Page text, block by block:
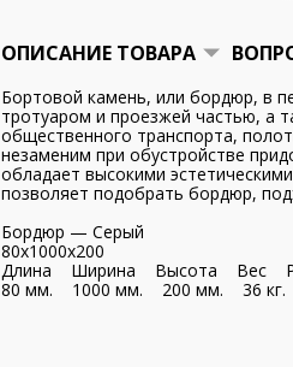
ОПИСАНИЕ ТОВАРА
Бортовой камень, или бордюр, в
тротуаром и проезжей частью, а
общественного транспорта,
незаменим при обустройстве
обладает высокими
позволяет подобрать бордюр,
Бордюр — Серый
80x1000x200
Длина Ширина Высота Вес
80 мм. 1000 мм. 200 мм. 36